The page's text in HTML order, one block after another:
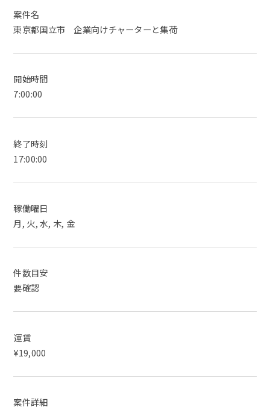
案件名
東京都国立市 企業向けチャーターと集荷
開始時間
7:00:00
終了時刻
17:00:00
稼働曜日
月, 火, 水, 木, 金
件数目安
要確認
運賃
¥19,000
案件詳細